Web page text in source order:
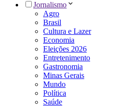
Jornalismo
Agro
Brasil
Cultura e Lazer
Economia
Eleições 2026
Entretenimento
Gastronomia
Minas Gerais
Mundo
Política
Saúde